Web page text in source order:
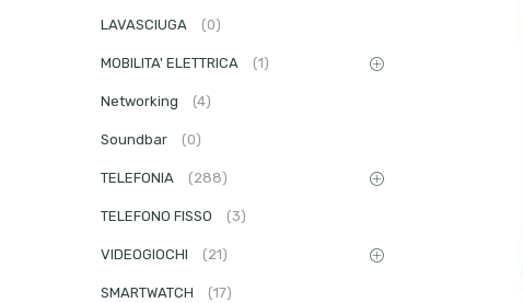
LAVASCIUGA (0)
MOBILITA' ELETTRICA (1)
Networking (4)
Soundbar (0)
TELEFONIA (288)
TELEFONO FISSO (3)
VIDEOGIOCHI (21)
SMARTWATCH (17)